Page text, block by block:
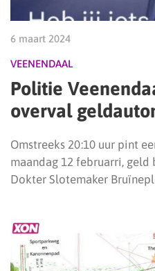
6 maart 2024
VEENENDAAL
Politie
overval
Omstreeks 20:10 uur pint
maandag 12 februarri,
Dokter Slotemaker